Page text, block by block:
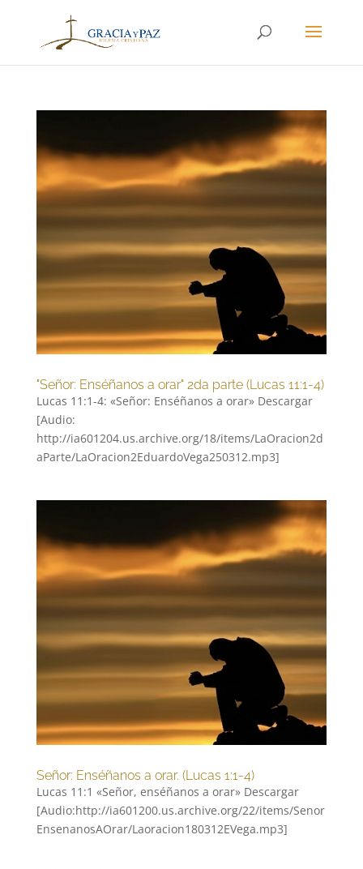
"Señor: Enséñanos a orar" 2da parte (Lucas 11:1-4)
Lucas 11:1-4: «Señor: Enséñanos a orar» Descargar
[Audio:
http://ia601204.us.archive.org/18/items/LaOracion2d
aParte/LaOracion2EduardoVega250312.mp3]
Señor: Enséñanos a orar. (Lucas 1:1-4)
Lucas 11:1 «Señor, enséñanos a orar» Descargar
[Audio:http://ia601200.us.archive.org/22/items/Senor
EnsenanosAOrar/Laoracion180312EVega.mp3]